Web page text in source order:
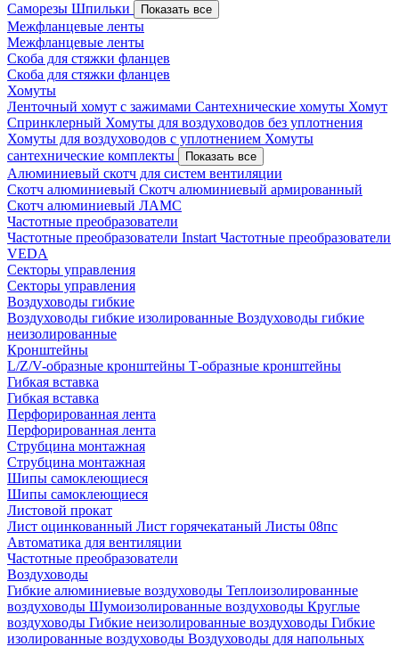
Саморезы Шпильки Показать все
Межфланцевые ленты
Межфланцевые ленты
Скоба для стяжки фланцев
Скоба для стяжки фланцев
Хомуты
Ленточный хомут с зажимами Сантехнические хомуты Хомут
Спринклерный Хомуты для воздуховодов без уплотнения
Хомуты для воздуховодов с уплотнением Хомуты
сантехнические комплекты
Показать все
Алюминиевый скотч для систем вентиляции
Скотч алюминиевый Скотч алюминиевый армированный
Скотч алюминиевый ЛАМС
Частотные преобразователи
Частотные преобразователи Instart Частотные преобразователи
VEDA
Секторы управления
Секторы управления
Воздуховоды гибкие
Воздуховоды гибкие изолированные Воздуховоды гибкие
неизолированные
Кронштейны
L/Z/V-образные кронштейны Т-образные кронштейны
Гибкая вставка
Гибкая вставка
Перфорированная лента
Перфорированная лента
Струбцина монтажная
Струбцина монтажная
Шипы самоклеющиеся
Шипы самоклеющиеся
Листовой прокат
Лист оцинкованный Лист горячекатаный Листы 08пс
Автоматика для вентиляции
Частотные преобразователи
Воздуховоды
Гибкие алюминиевые воздуховоды Теплоизолированные
воздуховоды Шумоизолированные воздуховоды Круглые
воздуховоды Гибкие неизолированные воздуховоды Гибкие
изолированные воздуховоды Воздуховоды для напольных